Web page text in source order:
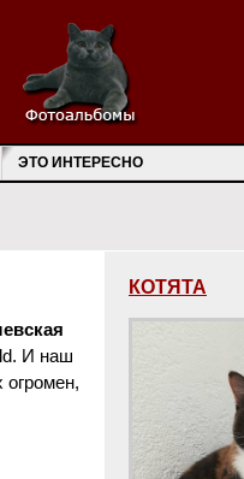
ЭТО ИНТЕРЕСНО
И наш
огромен,
КОТЯТА